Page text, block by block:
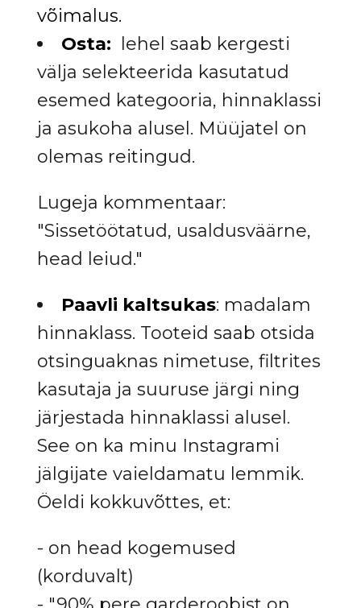
võimalus.
Osta:
lehel saab kergesti
välja selekteerida kasutatud
esemed kategooria, hinnaklassi
ja asukoha alusel. Müüjatel on
olemas reitingud.
Lugeja kommentaar:
"Sissetöötatud, usaldusväärne,
head leiud."
Paavli kaltsukas: madalam
hinnaklass. Tooteid saab otsida
otsinguaknas nimetuse, filtrites
kasutaja ja suuruse järgi ning
järjestada hinnaklassi alusel.
See on ka minu Instagrami
jälgijate vaieldamatu lemmik.
Öeldi kokkuvõttes, et:
- on head kogemused
(korduvalt)